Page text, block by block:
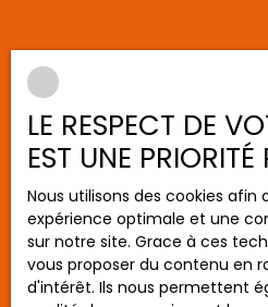
Vente
Appartement
Type de bien
Localisation
Budget max (€)
Surface min (m²)
Pertinence
LE RESPECT DE
EST UNE
Nous utilisons des cookies afin
expérience optimale et une
sur notre site. Grace à ces
vous proposer du contenu en
d'intérêt. Ils nous permettent